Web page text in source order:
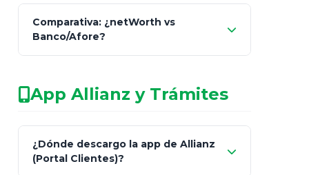
patrimonio con asesores informales en
redes sociales.
consultor técnico
legalmente facultado
Comparativa: ¿netWorth vs
Banco/Afore?
Característica netWorth (Certificado)
App Allianz y Trámites
¿Dónde descargo la app de Allianz
(Portal Clientes)?